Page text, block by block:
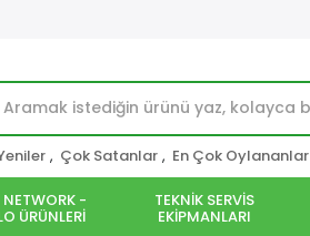
, Çok Satanlar , En Çok Oylananlar
-
ÜRÜNLERİ
TEKNİK SERVİS
EKİPMANLARI